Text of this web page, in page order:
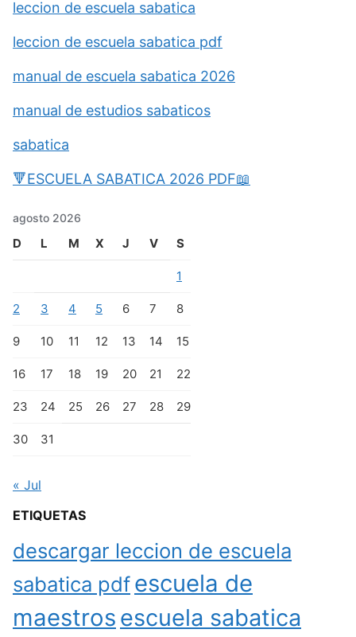
leccion de escuela sabatica
leccion de escuela sabatica pdf
manual de escuela sabatica 2026
manual de estudios sabaticos
sabatica
🔻ESCUELA SABATICA 2026 PDF📖
agosto 2026
D L M X J V S
1
2 3 4 5 6 7 8
9 10 11 12 13 14 15
16 17 18 19 20 21 22
23 24 25 26 27 28 29
30 31
« Jul
ETIQUETAS
descargar leccion de escuela
sabatica pdfescuela de
maestros escuela sabatica